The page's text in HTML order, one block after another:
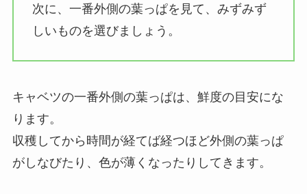
次に、一番外側の葉っぱを見て、みずみず
しいものを選びましょう。
キャベツの一番外側の葉っぱは、鮮度の目安にな
ります。
収穫してから時間が経てば経つほど外側の葉っぱ
がしなびたり、色が薄くなったりしてきます。